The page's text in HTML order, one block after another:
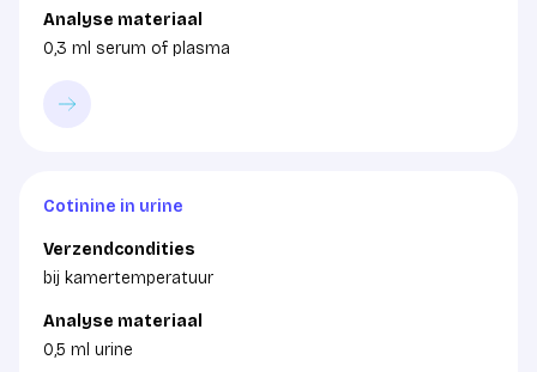
Analyse materiaal
0,3 ml serum of plasma
Cotinine in urine
Verzendcondities
bij kamertemperatuur
Analyse materiaal
0,5 ml urine